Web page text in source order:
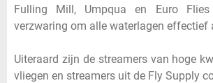
Fulling Mill, Umpqua en Euro
verzwaring om alle waterlagen effectief
Uiteraard zijn de streamers van hoge
vliegen en streamers uit de Fly Supply